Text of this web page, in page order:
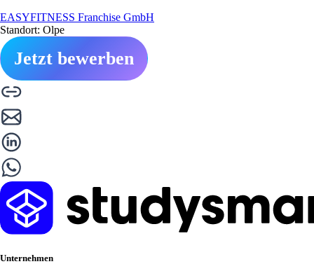
EASYFITNESS Franchise GmbH
Standort: Olpe
Jetzt bewerben
Unternehmen